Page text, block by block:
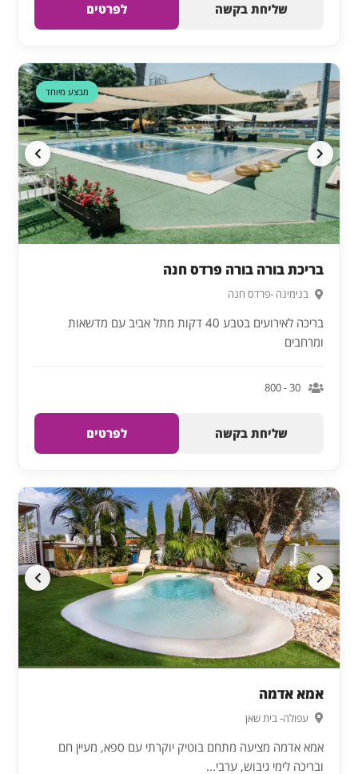
שליחת בקשה לפרטים
מבצע מיוחד
בריכת בורה בורה פרדס חנה
בנימינה -פרדס חנה
בריכה לאירועים בטבע 40 דקות מתל אביב עם מדשאות
ומרחבים
30 - 800
שליחת בקשה לפרטים
אמא אדמה
עפולה- בית שאן
אמא אדמה מציעה מתחם בוטיק יוקרתי עם ספא, מעיין חם
ובריכה לימי גיבוש, ערבי...